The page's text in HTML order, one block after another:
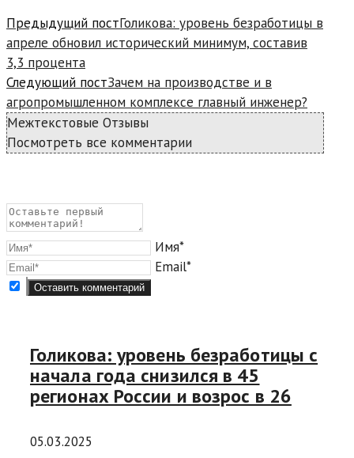
Предыдущий постГоликова: уровень безработицы в
апреле обновил исторический минимум, составив
3,3 процента
Следующий постЗачем на производстве и в
агропромышленном комплексе главный инженер?
Межтекстовые Отзывы
Посмотреть все комментарии
Имя*
Email*
Голикова: уровень безработицы с
начала года снизился в 45
регионах России и возрос в 26
05.03.2025